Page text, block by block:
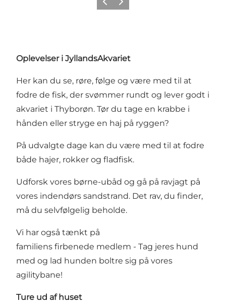
ForrigeNæste
Oplevelser i JyllandsAkvariet
Her kan du se, røre, følge og være med til at
fodre de fisk, der svømmer rundt og lever godt i
akvariet i Thyborøn. Tør du tage en krabbe i
hånden eller stryge en haj på ryggen?
På udvalgte dage kan du være med til at fodre
både hajer, rokker og fladfisk.
Udforsk vores børne-ubåd og gå på ravjagt på
vores indendørs sandstrand. Det rav, du finder,
må du selvfølgelig beholde.
Vi har også tænkt på
familiens firbenede medlem - Tag jeres hund
med og lad hunden boltre sig på vores
agilitybane!
Ture ud af huset